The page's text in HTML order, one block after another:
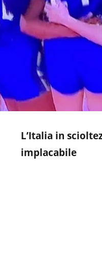
L’Italia in
implacabile